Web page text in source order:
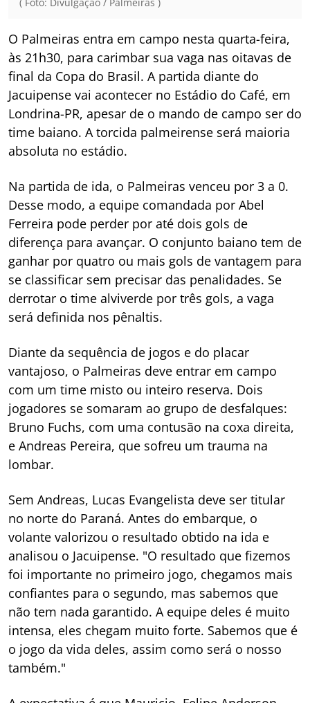
O Palmeiras entra em campo nesta quarta-feira,
às 21h30, para carimbar sua vaga nas oitavas de
final da Copa do Brasil. A partida diante do
Jacuipense vai acontecer no Estádio do Café, em
Londrina-PR, apesar de o mando de campo ser do
time baiano. A torcida palmeirense será maioria
absoluta no estádio.
Na partida de ida, o Palmeiras venceu por 3 a 0.
Desse modo, a equipe comandada por Abel
Ferreira pode perder por até dois gols de
diferença para avançar. O conjunto baiano tem de
ganhar por quatro ou mais gols de vantagem para
se classificar sem precisar das penalidades. Se
derrotar o time alviverde por três gols, a vaga
será definida nos pênaltis.
Diante da sequência de jogos e do placar
vantajoso, o Palmeiras deve entrar em campo
com um time misto ou inteiro reserva. Dois
jogadores se somaram ao grupo de desfalques:
Bruno Fuchs, com uma contusão na coxa direita,
e Andreas Pereira, que sofreu um trauma na
lombar.
Sem Andreas, Lucas Evangelista deve ser titular
no norte do Paraná. Antes do embarque, o
volante valorizou o resultado obtido na ida e
analisou o Jacuipense. "O resultado que fizemos
foi importante no primeiro jogo, chegamos mais
confiantes para o segundo, mas sabemos que
não tem nada garantido. A equipe deles é muito
intensa, eles chegam muito forte. Sabemos que é
o jogo da vida deles, assim como será o nosso
também."